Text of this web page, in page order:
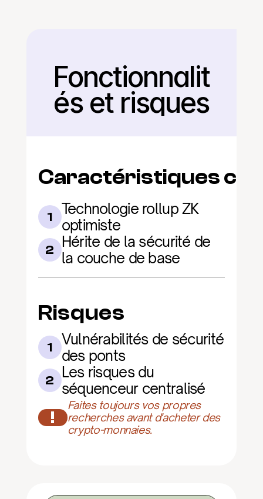
Retour
Fonctionnalit
és et risques
Caractéristiques
1
Technologie rollup ZK
optimiste
2 Hérite de la sécurité de
la couche de base
Risques
1
Vulnérabilités de sécurité
des ponts
2 Les risques du
séquenceur centralisé
!
Faites toujours vos propres
recherches avant d'acheter des
crypto-monnaies.